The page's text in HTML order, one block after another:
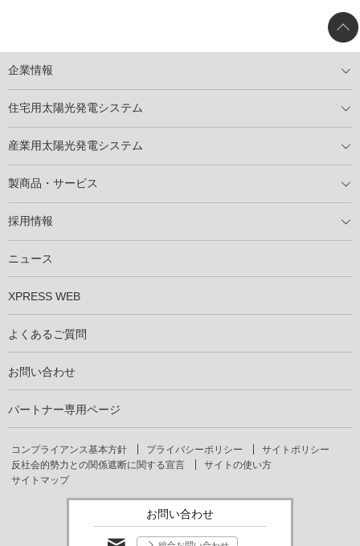
企業情報
住宅用太陽光発電システム
産業用太陽光発電システム
製商品・サービス
採用情報
ニュース
XPRESS WEB
よくあるご質問
お問い合わせ
パートナー専用ページ
コンプライアンス基本方針 プライバシーポリシー
サイトポリシー
反社会的勢力との関係遮断に関する宣言
サイトの使い方
サイトマップ
お問い合わせ